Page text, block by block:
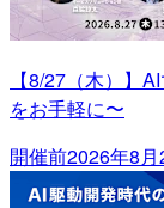
【8/27（木）】
をお手軽に〜
開催前2026年8